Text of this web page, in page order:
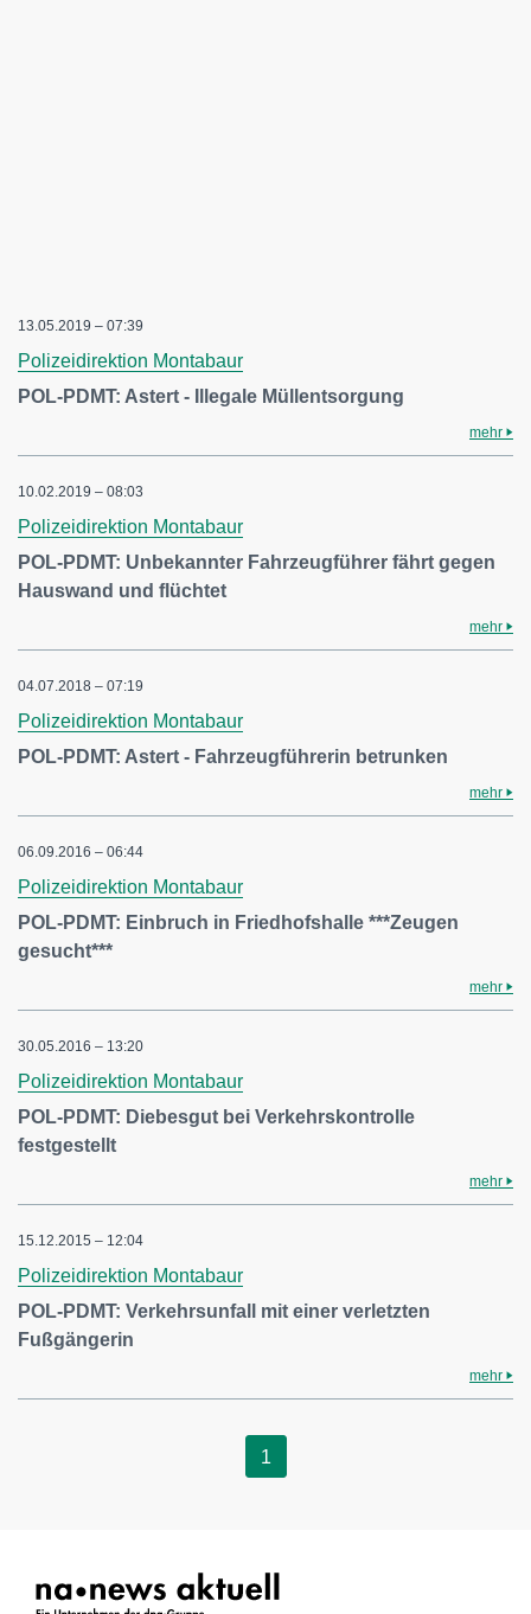
13.05.2019 – 07:39
Polizeidirektion Montabaur
POL-PDMT: Astert - Illegale Müllentsorgung
mehr
10.02.2019 – 08:03
Polizeidirektion Montabaur
POL-PDMT: Unbekannter Fahrzeugführer fährt gegen
Hauswand und flüchtet
mehr
04.07.2018 – 07:19
Polizeidirektion Montabaur
POL-PDMT: Astert - Fahrzeugführerin betrunken
mehr
06.09.2016 – 06:44
Polizeidirektion Montabaur
POL-PDMT: Einbruch in Friedhofshalle ***Zeugen
gesucht***
mehr
30.05.2016 – 13:20
Polizeidirektion Montabaur
POL-PDMT: Diebesgut bei Verkehrskontrolle
festgestellt
mehr
15.12.2015 – 12:04
Polizeidirektion Montabaur
POL-PDMT: Verkehrsunfall mit einer verletzten
Fußgängerin
mehr
1